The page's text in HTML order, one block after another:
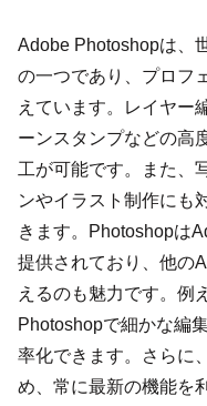
Adobe Photoshopは、
の一つであり、プロフ
えています。レイヤー
ーンスタンプなどの高
工が可能です。また、
ンやイラスト制作にも
きます。Photoshopは
提供されており、他の
えるのも魅力です。例
Photoshopで細かな編
率化できます。さらに
め、常に最新の機能を